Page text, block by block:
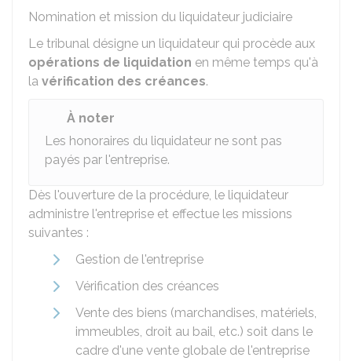
Nomination et mission du liquidateur judiciaire
Le tribunal désigne un liquidateur qui procède aux
opérations de liquidation en même temps qu'à
la vérification des créances.
À noter
Les honoraires du liquidateur ne sont pas
payés par l'entreprise.
Dès l'ouverture de la procédure, le liquidateur
administre l'entreprise et effectue les missions
suivantes :
Gestion de l'entreprise
Vérification des créances
Vente des biens (marchandises, matériels,
immeubles, droit au bail, etc.) soit dans le
cadre d'une vente globale de l'entreprise